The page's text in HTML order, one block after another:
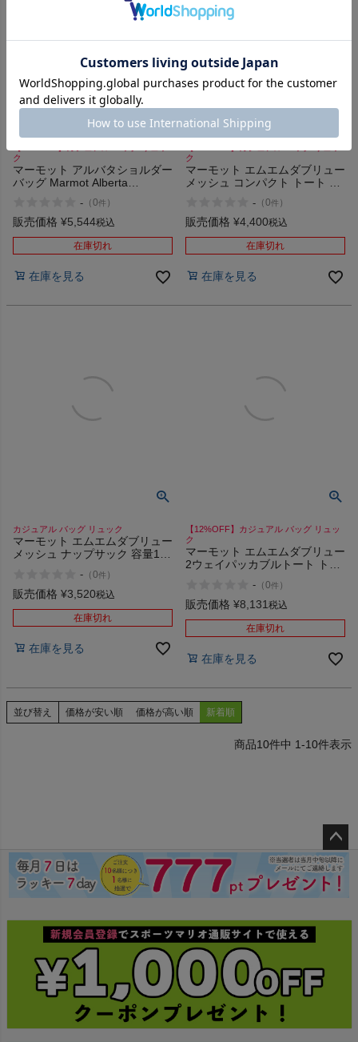
プロテイン・サプリメントまとめ買い
アウトレットセール
スタッフブログ
ク
マーモット アルバタショルダー
バッグ Marmot Alberta
- （0件 ）
販売価格 ¥5,544税込
在庫切れ
在庫を見る
ク
マーモット エムエムダブリュー
メッシュ コンパクト トート 容
Compact Tote- （0件 ）
販売価格 ¥4,400税込
在庫切れ
在庫を見る
カジュアル バッグ リュック
マーモット エムエムダブリュー
メッシュ ナップサック 容量13L
- （0件 ）
販売価格 ¥3,520税込
在庫切れ
在庫を見る
【12%OFF】カジュアル バッグ リュッ
ク
マーモット エムエムダブリュー
2ウェイパッカブルトート トー
ル バッグ リュック パッカブル
Marmot MMW 2WAY Packable
- （0件 ）
販売価格 ¥8,131 税込
在庫切れ
在庫を見る
並び替え 価格が安い順 価格が高い順 新着順
10件中 1-10件表示
ペー
ジト
ップ